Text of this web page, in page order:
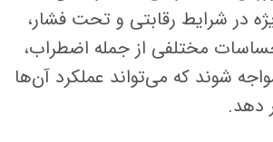
در شرایط رقابتی و تحت فشار،
مختلفی از جمله اضطراب،
شوند که می‌تواند عملکرد آن‌ها
دهد.